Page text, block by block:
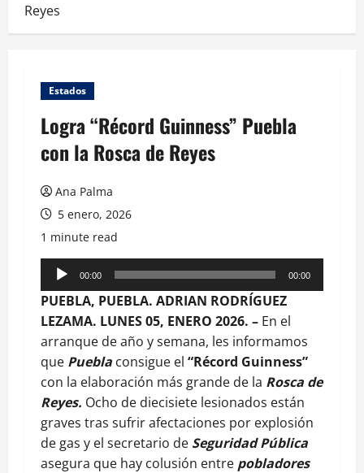
Reyes
Estados
Logra “Récord Guinness” Puebla
con la Rosca de Reyes
Ana Palma
5 enero, 2026
1 minute read
Reproductor
de
audio
00:00 00:00
PUEBLA, PUEBLA. ADRIAN RODRÍGUEZ
LEZAMA. LUNES 05, ENERO 2026. – En el
arranque de año y semana, les informamos
que Puebla consigue el “Récord Guinness”
con la elaboración más grande de la Rosca de
Reyes. Ocho de diecisiete lesionados están
graves tras sufrir afectaciones por explosión
de gas y el secretario de Seguridad Pública
asegura que hay colusión entre pobladores